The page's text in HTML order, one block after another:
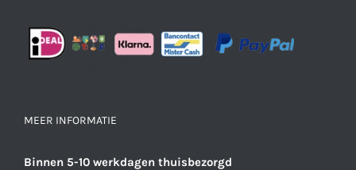
MEER INFORMATIE
Binnen 5-10 werkdagen thuisbezorgd